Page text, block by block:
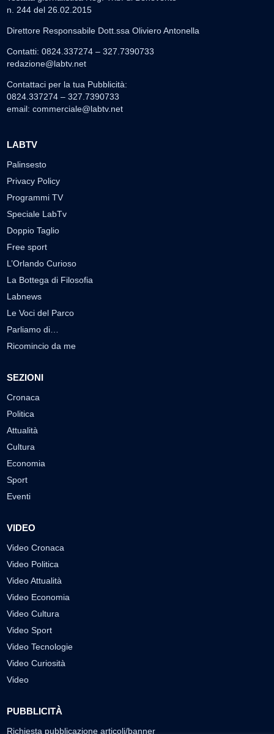
n. 244 del 26.02.2015
Direttore Responsabile Dott.ssa Oliviero Antonella
Contatti: 0824.337274 – 327.7390733
redazione@labtv.net
Contattaci per la tua Pubblicità:
0824.337274 – 327.7390733
email: commerciale@labtv.net
LABTV
Palinsesto
Privacy Policy
Programmi TV
Speciale LabTv
Doppio Taglio
Free sport
L’Orlando Curioso
La Bottega di Filosofia
Labnews
Le Voci del Parco
Parliamo di…
Ricomincio da me
SEZIONI
Cronaca
Politica
Attualità
Cultura
Economia
Sport
Eventi
VIDEO
Video Cronaca
Video Politica
Video Attualità
Video Economia
Video Cultura
Video Sport
Video Tecnologie
Video Curiosità
Video
PUBBLICITÀ
Richiesta pubblicazione articoli/banner